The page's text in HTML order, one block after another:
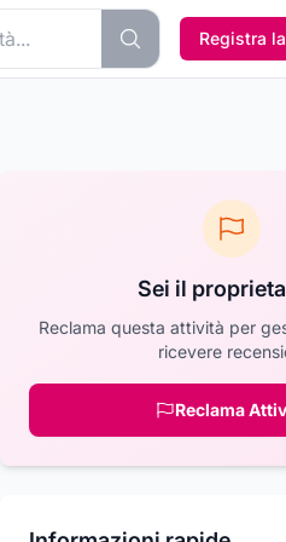
Registra
Sei il
Reclama questa attività per
ricevere
Reclama